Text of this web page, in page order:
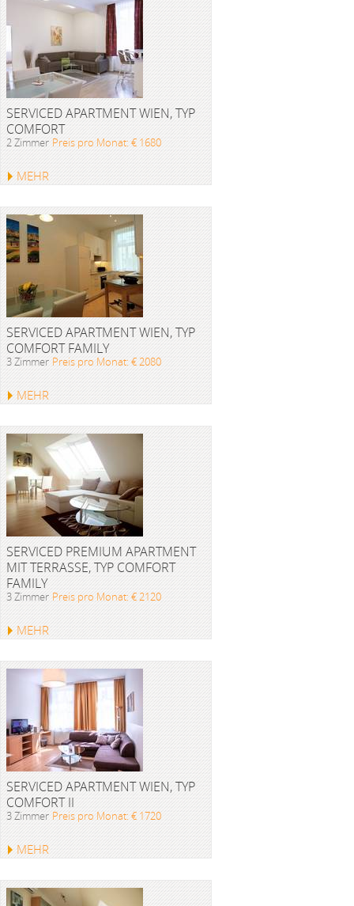
SERVICED APARTMENT WIEN, TYP
COMFORT
2 Zimmer Preis pro Monat: € 1680
MEHR
SERVICED APARTMENT WIEN, TYP
COMFORT FAMILY
3 Zimmer Preis pro Monat: € 2080
MEHR
SERVICED PREMIUM APARTMENT
MIT TERRASSE, TYP COMFORT
FAMILY
3 Zimmer Preis pro Monat: € 2120
MEHR
SERVICED APARTMENT WIEN, TYP
COMFORT II
3 Zimmer Preis pro Monat: € 1720
MEHR